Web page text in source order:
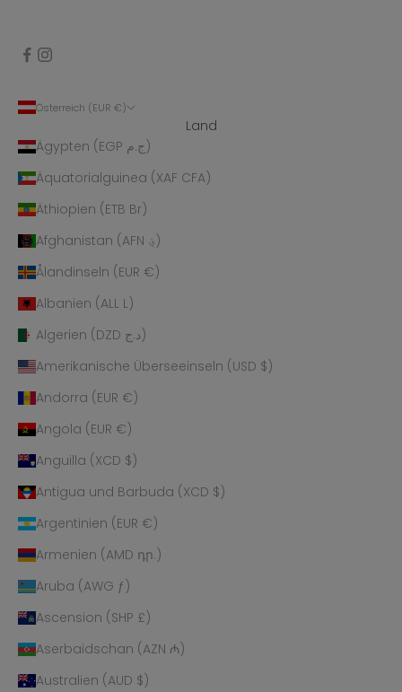
Österreich (EUR €)
Land
Ägypten (EGP ج.م)
Äquatorialguinea (XAF CFA)
Äthiopien (ETB Br)
Afghanistan (AFN ؋)
Ålandinseln (EUR €)
Albanien (ALL L)
Algerien (DZD د.ج)
Amerikanische Überseeinseln (USD $)
Andorra (EUR €)
Angola (EUR €)
Anguilla (XCD $)
Antigua und Barbuda (XCD $)
Argentinien (EUR €)
Armenien (AMD դր.)
Aruba (AWG ƒ)
Ascension (SHP £)
Aserbaidschan (AZN ₼)
Australien (AUD $)